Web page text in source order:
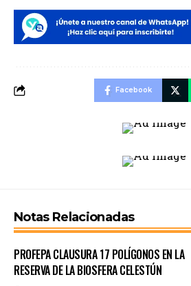
Facebook
Notas Relacionadas
PROFEPA CLAUSURA 17 POLÍGONOS EN LA
RESERVA DE LA BIOSFERA CELESTÚN